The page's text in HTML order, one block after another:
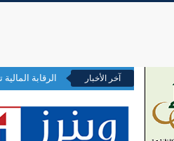
آخر الأخبار الرقابة